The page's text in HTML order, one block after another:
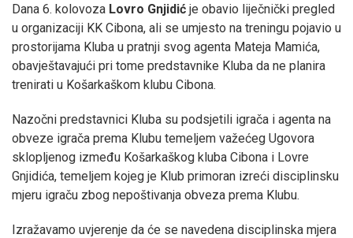
Dana 6. kolovoza Lovro Gnjidić je obavio liječnički pregled
u organizaciji KK Cibona, ali se umjesto na treningu pojavio u
prostorijama Kluba u pratnji svog agenta Mateja Mamića,
obavještavajući pri tome predstavnike Kluba da ne planira
trenirati u Košarkaškom klubu Cibona.
Nazočni predstavnici Kluba su podsjetili igrača i agenta na
obveze igrača prema Klubu temeljem važećeg Ugovora
sklopljenog između Košarkaškog kluba Cibona i Lovre
Gnjidića, temeljem kojeg je Klub primoran izreći disciplinsku
mjeru igraču zbog nepoštivanja obveza prema Klubu.
Izražavamo uvjerenje da će se navedena disciplinska mjera